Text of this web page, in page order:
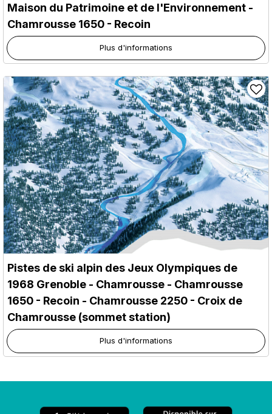
Maison du Patrimoine et de l'Environnement -
Chamrousse 1650 - Recoin
Plus d'informations
Pistes de ski alpin des Jeux Olympiques de
1968 Grenoble - Chamrousse - Chamrousse
1650 - Recoin - Chamrousse 2250 - Croix de
Chamrousse (sommet station)
Plus d'informations